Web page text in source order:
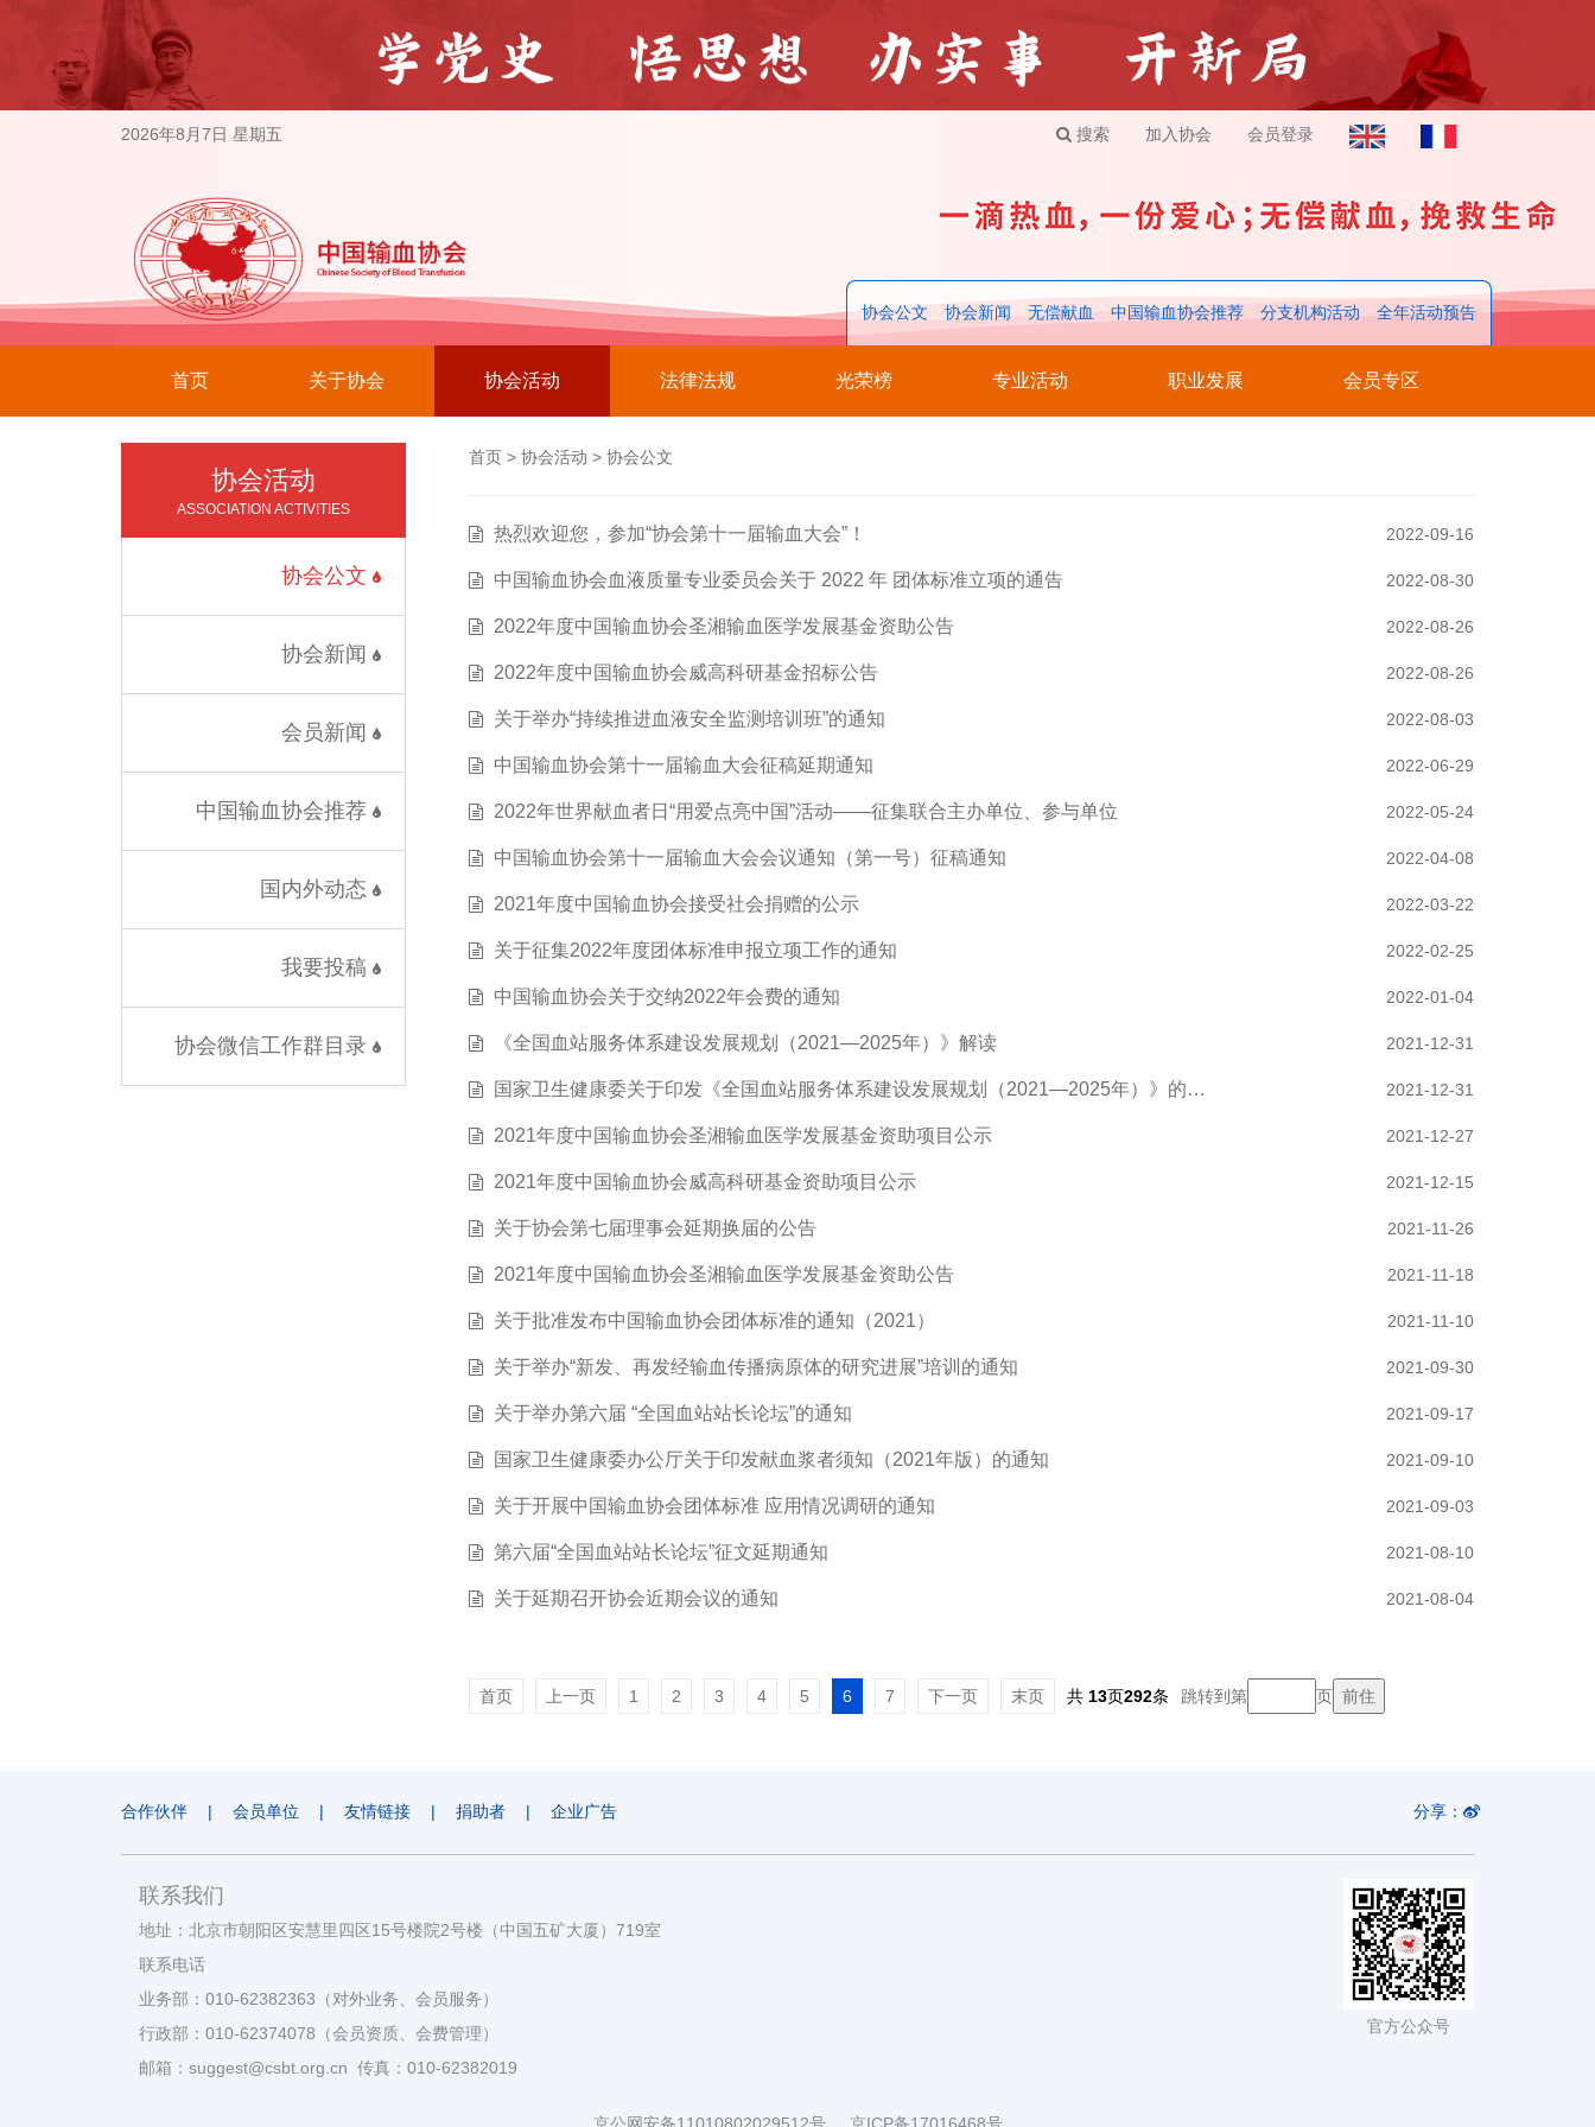
2026年8月7日 星期五 搜索 加入协会 会员登录
协会公文 协会新闻 无偿献血 中国输血协会推荐 分支机构活动 全年活动预告
首页 关于协会 协会活动 法律法规 光荣榜 专业活动 职业发展 会员专区
协会活动
ASSOCIATION ACTIVITIES
协会公文
协会新闻
会员新闻
中国输血协会推荐
国内外动态
我要投稿
协会微信工作群目录
首页> 协会活动 > 协会公文
热烈欢迎您，参加“协会第十一届输血大会”！ 2022-09-16
中国输血协会血液质量专业委员会关于 2022 年 团体标准立项的通告 2022-08-30
2022年度中国输血协会圣湘输血医学发展基金资助公告 2022-08-26
2022年度中国输血协会威高科研基金招标公告 2022-08-26
关于举办“持续推进血液安全监测培训班”的通知 2022-08-03
中国输血协会第十一届输血大会征稿延期通知 2022-06-29
2022年世界献血者日“用爱点亮中国”活动——征集联合主办单位、参与单位 2022-05-24
中国输血协会第十一届输血大会会议通知（第一号）征稿通知 2022-04-08
2021年度中国输血协会接受社会捐赠的公示 2022-03-22
关于征集2022年度团体标准申报立项工作的通知 2022-02-25
中国输血协会关于交纳2022年会费的通知 2022-01-04
《全国血站服务体系建设发展规划（2021—2025年）》解读 2021-12-31
国家卫生健康委关于印发《全国血站服务体系建设发展规划（2021—2025年）》的… 2021-12-31
2021年度中国输血协会圣湘输血医学发展基金资助项目公示 2021-12-27
2021年度中国输血协会威高科研基金资助项目公示 2021-12-15
关于协会第七届理事会延期换届的公告 2021-11-26
2021年度中国输血协会圣湘输血医学发展基金资助公告 2021-11-18
关于批准发布中国输血协会团体标准的通知（2021） 2021-11-10
关于举办“新发、再发经输血传播病原体的研究进展”培训的通知 2021-09-30
关于举办第六届 “全国血站站长论坛”的通知 2021-09-17
国家卫生健康委办公厅关于印发献血浆者须知（2021年版）的通知 2021-09-10
关于开展中国输血协会团体标准 应用情况调研的通知 2021-09-03
第六届“全国血站站长论坛”征文延期通知 2021-08-10
关于延期召开协会近期会议的通知 2021-08-04
首页 上一页 1 2 3 4 5 6 7 下一页 末页 共 13页292条 跳转到第 页
合作伙伴 | 会员单位 | 友情链接 | 捐助者 | 企业广告 分享：
联系我们
地址：北京市朝阳区安慧里四区15号楼院2号楼（中国五矿大厦）719室
联系电话
业务部：010-62382363（对外业务、会员服务）
行政部：010-62374078（会员资质、会费管理）
邮箱：suggest@csbt.org.cn 传真：010-62382019
官方公众号